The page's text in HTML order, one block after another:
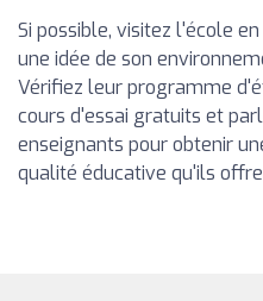
Si possible, visitez l'école
une idée de son
Vérifiez leur programme
cours d'essai gratuits et
enseignants pour obtenir
qualité éducative qu'ils